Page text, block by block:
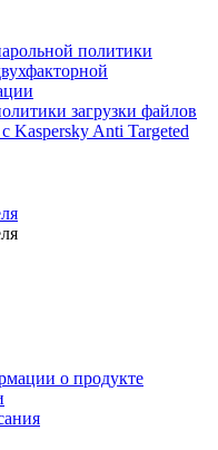
политики
загрузки файлов
Kaspersky Anti Targeted
о продукте